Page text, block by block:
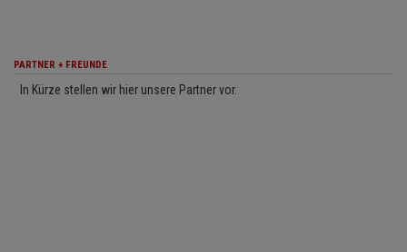
PARTNER + FREUNDE
In Kürze stellen wir hier unsere Partner vor.